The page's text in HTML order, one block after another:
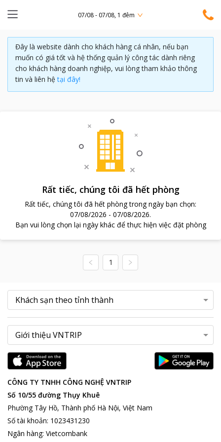
07/08 - 07/08, 1 đêm
Đây là website dành cho khách hàng cá nhân, nếu bạn
muốn có giá tốt và hệ thống quản lý công tác dành riêng
cho khách hàng doanh nghiệp, vui lòng tham khảo thông
tin và liên hệ tại đây!
Rất tiếc, chúng tôi đã hết phòng
Rất tiếc, chúng tôi đã hết phòng trong ngày bạn chọn:
07/08/2026 - 07/08/2026.
Bạn vui lòng chọn lại ngày khác để thực hiện việc đặt phòng
1
CÔNG TY TNHH CÔNG NGHỆ VNTRIP
Số 10/55 đường Thụy Khuê
Phường Tây Hồ, Thành phố Hà Nội, Việt Nam
Số tài khoản: 1023431230
Ngân hàng: Vietcombank